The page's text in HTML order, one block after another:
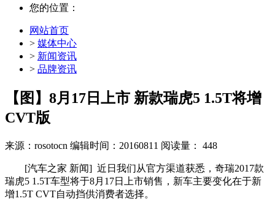
您的位置：
网站首页
> 媒体中心
> 新闻资讯
> 品牌资讯
【图】8月17日上市 新款瑞虎5 1.5T将增
CVT版
来源：rosotocn 编辑时间：20160811 阅读量： 448
[汽车之家 新闻] 近日我们从官方渠道获悉，奇瑞2017款
瑞虎5 1.5T车型将于8月17日上市销售，新车主要变化在于新
增1.5T CVT自动挡供消费者选择。